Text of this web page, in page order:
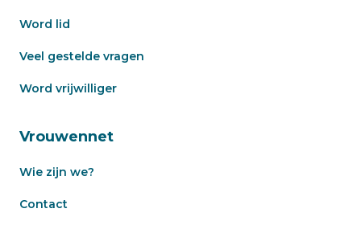
Word lid
Veel gestelde vragen
Word vrijwilliger
Vrouwennet
Wie zijn we?
Contact